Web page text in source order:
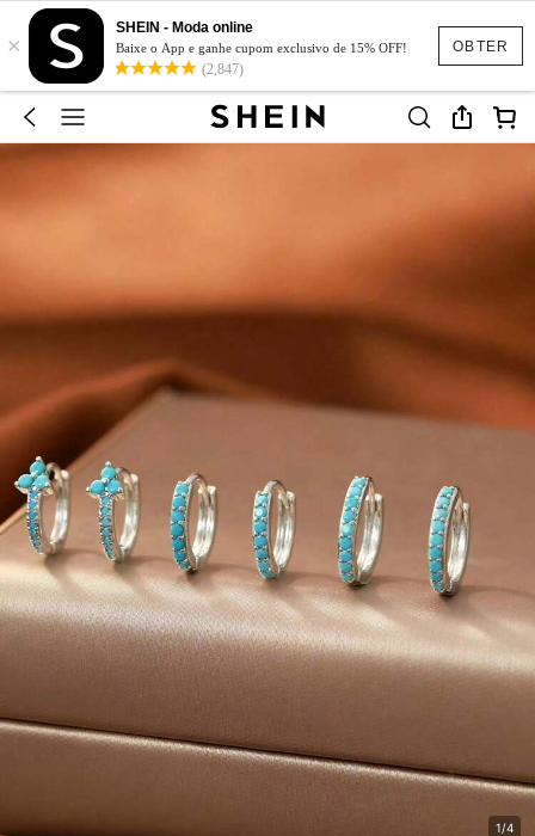
OBTER
×
SHEIN - Moda online
Baixe o App e ganhe cupom exclusivo de 15% OFF!
(2,847)
1/4